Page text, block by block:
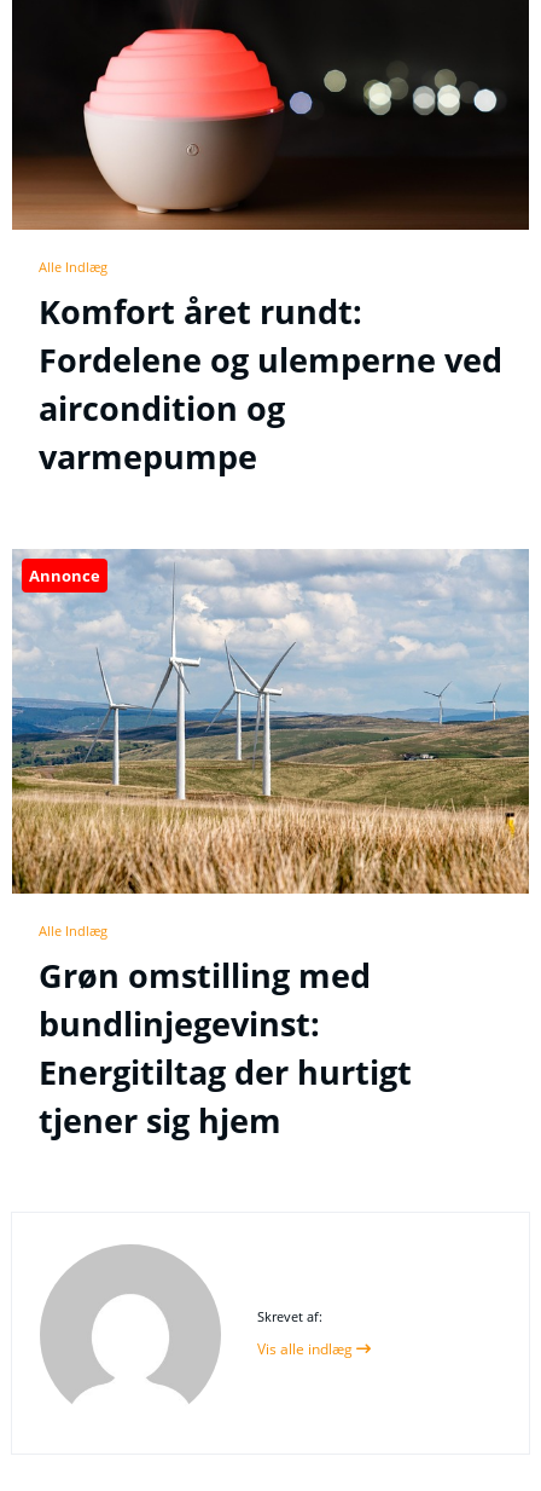
Alle Indlæg
Komfort året rundt:
Fordelene og ulemperne ved
aircondition og
varmepumpe
Annonce
Alle Indlæg
Grøn omstilling med
bundlinjegevinst:
Energitiltag der hurtigt
tjener sig hjem
Skrevet af:
Vis alle indlæg